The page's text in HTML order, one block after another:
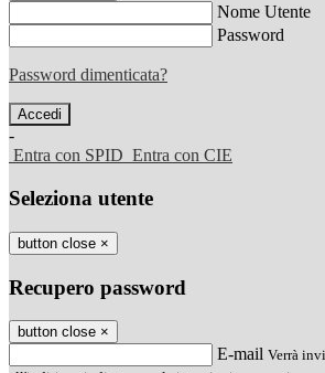
Nome Utente
Password
Password dimenticata?
-
Entra con SPID Entra con CIE
Seleziona utente
button close ×
Recupero password
button close ×
E-mail Verrà